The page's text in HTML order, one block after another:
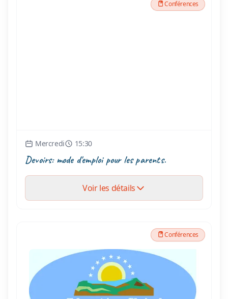
Conférences
Mercredi 15:30
Devoirs: mode d'emploi pour les parents.
Voir les détails
Conférences